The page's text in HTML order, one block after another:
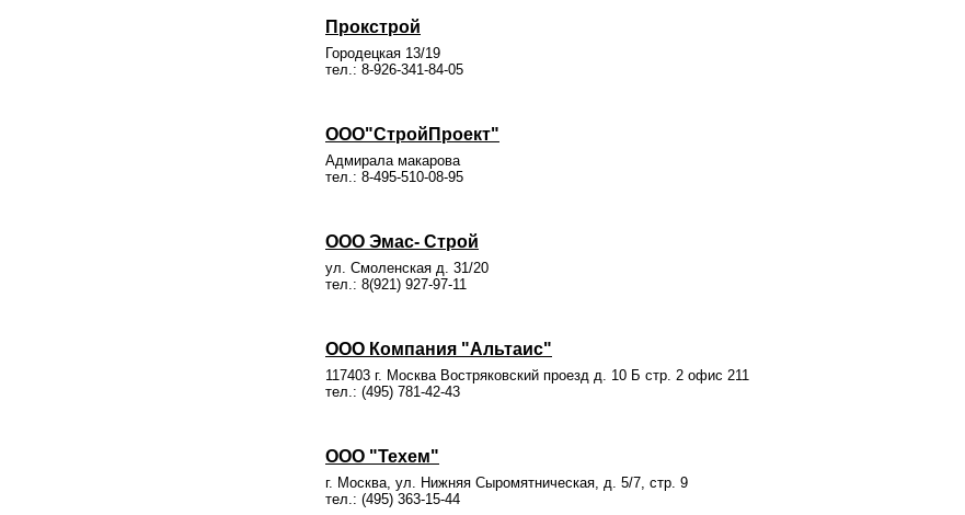
Прокстрой
Городецкая 13/19
тел.: 8-926-341-84-05
ООО"СтройПроект"
Адмирала макарова
тел.: 8-495-510-08-95
ООО Эмас- Строй
ул. Смоленская д. 31/20
тел.: 8(921) 927-97-11
ООО Компания "Альтаис"
117403 г. Москва Востряковский проезд д. 10 Б стр. 2 офис 211
тел.: (495) 781-42-43
ООО "Техем"
г. Москва, ул. Нижняя Сыромятническая, д. 5/7, стр. 9
тел.: (495) 363-15-44